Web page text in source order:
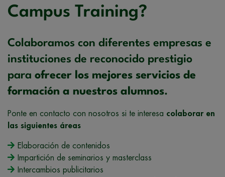
Campus Training?
Colaboramos con diferentes empresas e
instituciones de reconocido prestigio
para ofrecer los mejores servicios de
formación a nuestros alumnos.
Ponte en contacto con nosotros si te interesa colaborar en
las siguientes áreas
Elaboración de contenidos
Impartición de seminarios y masterclass
Intercambios publicitarios